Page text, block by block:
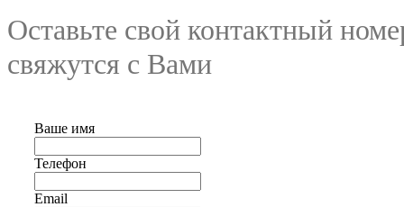
Оставьте свой контактный
свяжутся с Вами
Ваше имя
Телефон
Email